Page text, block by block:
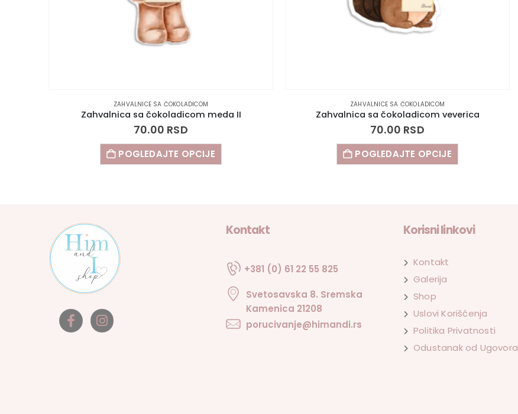
ZAHVALNICE SA ČOKOLADICOM
Zahvalnica sa čokoladicom meda II
70.00 RSD
POGLEDAJTE OPCIJE
ZAHVALNICE SA ČOKOLADICOM
Zahvalnica sa čokoladicom veverica
70.00 RSD
POGLEDAJTE OPCIJE
Kontakt
+381 (0) 61 22 55 825
Svetosavska 8. Sremska
Kamenica 21208
porucivanje@himandi.rs
Korisni linkovi
Kontakt
Galerija
Shop
Uslovi Korišćenja
Politika Privatnosti
Odustanak od Ugovora